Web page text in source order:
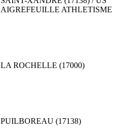
AIGREFEUILLE ATHLETISME
LA ROCHELLE (17000)
PUILBOREAU (17138)